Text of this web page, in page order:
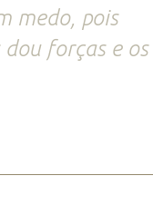
medo, pois
dou forças e os